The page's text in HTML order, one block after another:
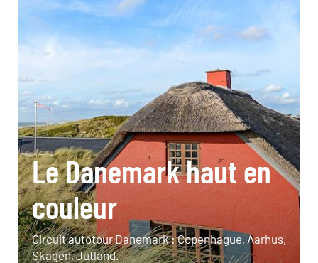
Le Danemark haut en
couleur
Circuit autotour Danemark : Copenhague, Aarhus,
Skagen, Jutland.